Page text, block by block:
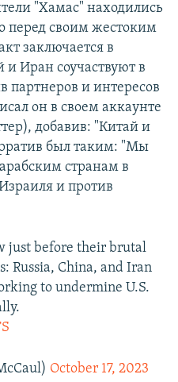
"Хамас" находились
перед своим жестоким
заключается в
Иран соучаствуют в
партнеров и интересов
он в своем аккаунте
добавив: "Китай и
был таким: "Мы
странам в
и против
just before their brutal
Russia, China, and Iran
to undermine U.S.
October 17, 2023